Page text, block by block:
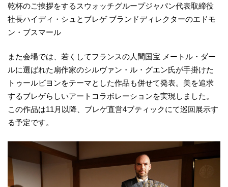
乾杯のご挨拶をするスウォッチグループジャパン代表取締役
社長ハイディ・シュとブレゲ ブランドディレクターのエドモ
ン・ブスマール
また会場では、若くしてフランスの人間国宝 メートル・ダー
ルに選ばれた扇作家のシルヴァン・ル・グエン氏が手掛けた
トゥールビヨンをテーマとした作品も併せて発表。美を追求
するブレゲらしいアートコラボレーションを実現しました。
この作品は11月以降、ブレゲ直営4ブティックにて巡回展示す
る予定です。